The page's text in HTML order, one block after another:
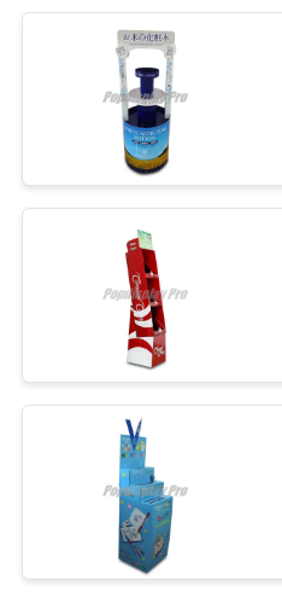
CONTATTICI
RICHIEDA
CITAZIONE
MAPPA
PRIVACY
POLICY